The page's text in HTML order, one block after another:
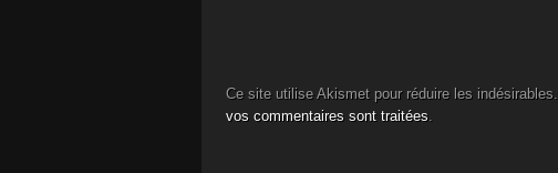
Ce site utilise Akismet pour réduire les indésirables.
vos commentaires sont traitées.